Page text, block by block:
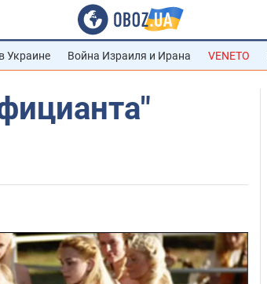
Украине Война Израиля и Ирана VENETO